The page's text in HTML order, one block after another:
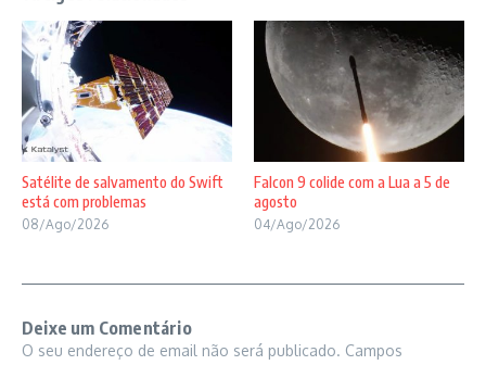
Satélite de salvamento do Swift
está com problemas
08/Ago/2026
Falcon 9 colide com a Lua a 5 de
agosto
04/Ago/2026
Deixe um Comentário
O seu endereço de email não será publicado. Campos